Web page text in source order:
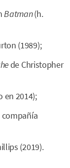
Batman(h.
(1989);
de Christopher
en 2014);
compañía
(2019).